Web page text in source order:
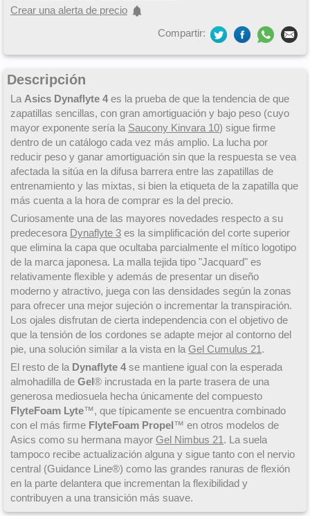
Crear una alerta de precio
Compartir:
Descripción
La Asics Dynaflyte 4es la prueba de que la tendencia de que
zapatillas sencillas, con gran amortiguación y bajo peso (cuyo
mayor exponente sería la Saucony Kinvara 10) sigue firme
dentro de un catálogo cada vez más amplio. La lucha por
reducir peso y ganar amortiguación sin que la respuesta se vea
afectada la sitúa en la difusa barrera entre las zapatillas de
entrenamiento y las mixtas, si bien la etiqueta de la zapatilla que
más cuenta a la hora de comprar es la del precio.
Curiosamente una de las mayores novedades respecto a su
predecesora Dynaflyte 3 es la simplificación del corte superior
que elimina la capa que ocultaba parcialmente el mítico logotipo
de la marca japonesa. La malla tejida tipo "Jacquard" es
relativamente flexible y además de presentar un diseño
moderno y atractivo, juega con las densidades según la zonas
para ofrecer una mejor sujeción o incrementar la transpiración.
Los ojales disfrutan de cierta independencia con el objetivo de
que la tensión de los cordones se adapte mejor al contorno del
pie, una solución similar a la vista en la Gel Cumulus 21 .
El resto de la Dynaflyte 4se mantiene igual con la esperada
almohadilla de Gel® incrustada en la parte trasera de una
generosa mediosuela hecha únicamente del compuesto
FlyteFoam Lyte™, que típicamente se encuentra combinado
con el más firme FlyteFoam Propel™ en otros modelos de
Asics como su hermana mayor Gel Nimbus 21 . La suela
tampoco recibe actualización alguna y sigue tanto con el nervio
central (Guidance Line®) como las grandes ranuras de flexión
en la parte delantera que incrementan la flexibilidad y
contribuyen a una transición más suave.